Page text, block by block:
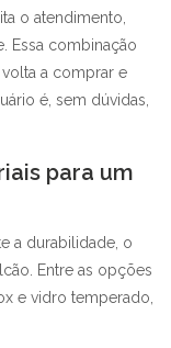
o atendimento,
Essa combinação
a comprar e
é, sem dúvidas,
para um
a durabilidade, o
Entre as opções
e vidro temperado,